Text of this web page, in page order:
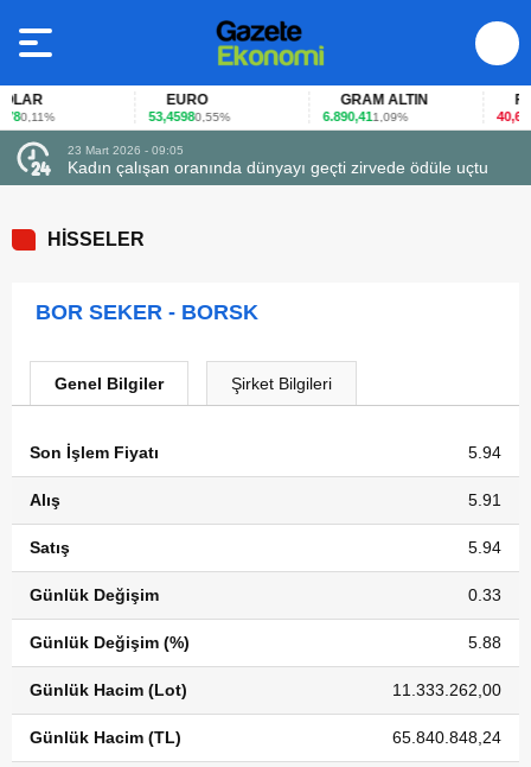
0,11%
EURO
53,45980,55%
GRAM ALTIN
6.890,411,09%
FAİZ
40,65-
23 Mart 2026 - 09:05
Kadın çalışan oranında dünyayı geçti zirvede ödüle uçtu
HİSSELER
BOR SEKER - BORSK
Genel Bilgiler Şirket Bilgileri
Son İşlem Fiyatı 5.94
Alış 5.91
Satış 5.94
Günlük Değişim 0.33
Günlük Değişim (%) 5.88
Günlük Hacim (Lot) 11.333.262,00
Günlük Hacim (TL) 65.840.848,24